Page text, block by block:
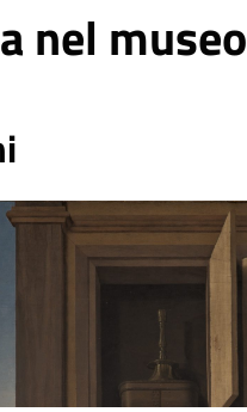
nel museo